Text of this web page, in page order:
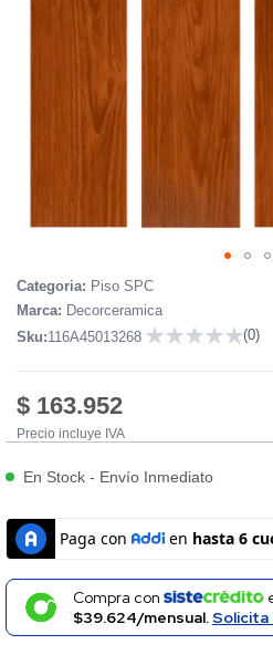
Skip
to
of
the
images
gallery
Categoria: Piso SPC
Marca: Decorceramica
Sku:116A45013268
(0)
$ 163.952
Precio incluye IVA
En Stock - Envío Inmediato
Compra con
$39.624/mensual.Solicita